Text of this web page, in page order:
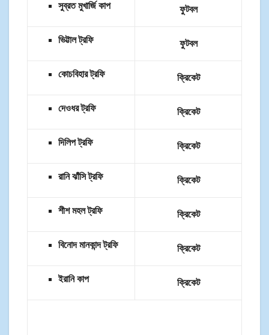
সুব্রত মুখার্জি কাপ ফুটবল
ভিট্টাল ট্রফি ফুটবল
কোচবিহার ট্রফি ক্রিকেট
দেওধর ট্রফি ক্রিকেট
দিলিপ ট্রফি ক্রিকেট
রানি ঝাঁসি ট্রফি ক্রিকেট
শীশ মহল ট্রফি ক্রিকেট
বিনোদ মানকান্দ ট্রফি ক্রিকেট
ইরানি কাপ ক্রিকেট